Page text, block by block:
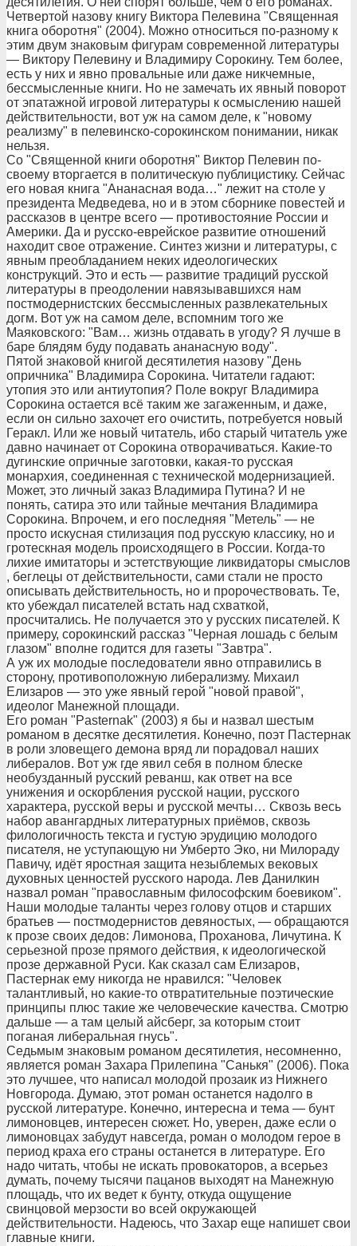
Четвертой назову книгу Виктора Пелевина "Священная
книга оборотня" (2004). Можно относиться по-разному к
этим двум знаковым фигурам современной литературы
— Виктору Пелевину и Владимиру Сорокину. Тем более,
есть у них и явно провальные или даже никчемные,
бессмысленные книги. Но не замечать их явный поворот
от эпатажной игровой литературы к осмыслению нашей
действительности, вот уж на самом деле, к "новому
реализму" в пелевинско-сорокинском понимании, никак
нельзя.
Со "Священной книги оборотня" Виктор Пелевин по-
своему вторгается в политическую публицистику. Сейчас
его новая книга "Ананасная вода…" лежит на столе у
президента Медведева, но и в этом сборнике повестей и
рассказов в центре всего — противостояние России и
Америки. Да и русско-еврейское развитие отношений
находит свое отражение. Синтез жизни и литературы, с
явным преобладанием неких идеологических
конструкций. Это и есть — развитие традиций русской
литературы в преодолении навязывавшихся нам
постмодернистских бессмысленных развлекательных
догм. Вот уж на самом деле, вспомним того же
Маяковского: "Вам… жизнь отдавать в угоду? Я лучше в
баре блядям буду подавать ананасную воду".
Пятой знаковой книгой десятилетия назову "День
опричника" Владимира Сорокина. Читатели гадают:
утопия это или антиутопия? Поле вокруг Владимира
Сорокина остается всё таким же загаженным, и даже,
если он сильно захочет его очистить, потребуется новый
Геракл. Или же новый читатель, ибо старый читатель уже
давно начинает от Сорокина отворачиваться. Какие-то
дугинские опричные заготовки, какая-то русская
монархия, соединенная с технической модернизацией.
Может, это личный заказ Владимира Путина? И не
понять, сатира это или тайные мечтания Владимира
Сорокина. Впрочем, и его последняя "Метель" — не
просто искусная стилизация под русскую классику, но и
гротескная модель происходящего в России. Когда-то
лихие имитаторы и эстетствующие ликвидаторы смыслов
, беглецы от действительности, сами стали не просто
описывать действительность, но и пророчествовать. Те,
кто убеждал писателей встать над схваткой,
просчитались. Не получается это у русских писателей. К
примеру, сорокинский рассказ "Черная лошадь с белым
глазом" вполне годится для газеты "Завтра".
А уж их молодые последователи явно отправились в
сторону, противоположную либерализму. Михаил
Елизаров — это уже явный герой "новой правой",
идеолог Манежной площади.
Его роман "Pasternak" (2003) я бы и назвал шестым
романом в десятке десятилетия. Конечно, поэт Пастернак
в роли зловещего демона вряд ли порадовал наших
либералов. Вот уж где явил себя в полном блеске
необузданный русский реванш, как ответ на все
унижения и оскорбления русской нации, русского
характера, русской веры и русской мечты… Сквозь весь
набор авангардных литературных приёмов, сквозь
филологичность текста и густую эрудицию молодого
писателя, не уступающую ни Умберто Эко, ни Милораду
Павичу, идёт яростная защита незыблемых вековых
духовных ценностей русского народа. Лев Данилкин
назвал роман "православным философским боевиком".
Наши молодые таланты через голову отцов и старших
братьев — постмодернистов девяностых, — обращаются
к прозе своих дедов: Лимонова, Проханова, Личутина. К
серьезной прозе прямого действия, к идеологической
прозе державной Руси. Как сказал сам Елизаров,
Пастернак ему никогда не нравился: "Человек
талантливый, но какие-то отвратительные поэтические
принципы плюс такие же человеческие качества. Смотрю
дальше — а там целый айсберг, за которым стоит
поганая либеральная гнусь".
Седьмым знаковым романом десятилетия, несомненно,
является роман Захара Прилепина "Санькя" (2006). Пока
это лучшее, что написал молодой прозаик из Нижнего
Новгорода. Думаю, этот роман останется надолго в
русской литературе. Конечно, интересна и тема — бунт
лимоновцев, интересен сюжет. Но, уверен, даже если о
лимоновцах забудут навсегда, роман о молодом герое в
период краха его страны останется в литературе. Его
надо читать, чтобы не искать провокаторов, а всерьез
думать, почему тысячи пацанов выходят на Манежную
площадь, что их ведет к бунту, откуда ощущение
свинцовой мерзости во всей окружающей
действительности. Надеюсь, что Захар еще напишет свои
главные книги.